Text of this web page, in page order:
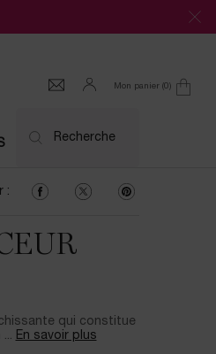
Mon panier 0
0 produit
Recherche
: Partager Sur : Facebook
Partager Sur : Twitter
Partager Sur :
qui constitue
En savoir plus